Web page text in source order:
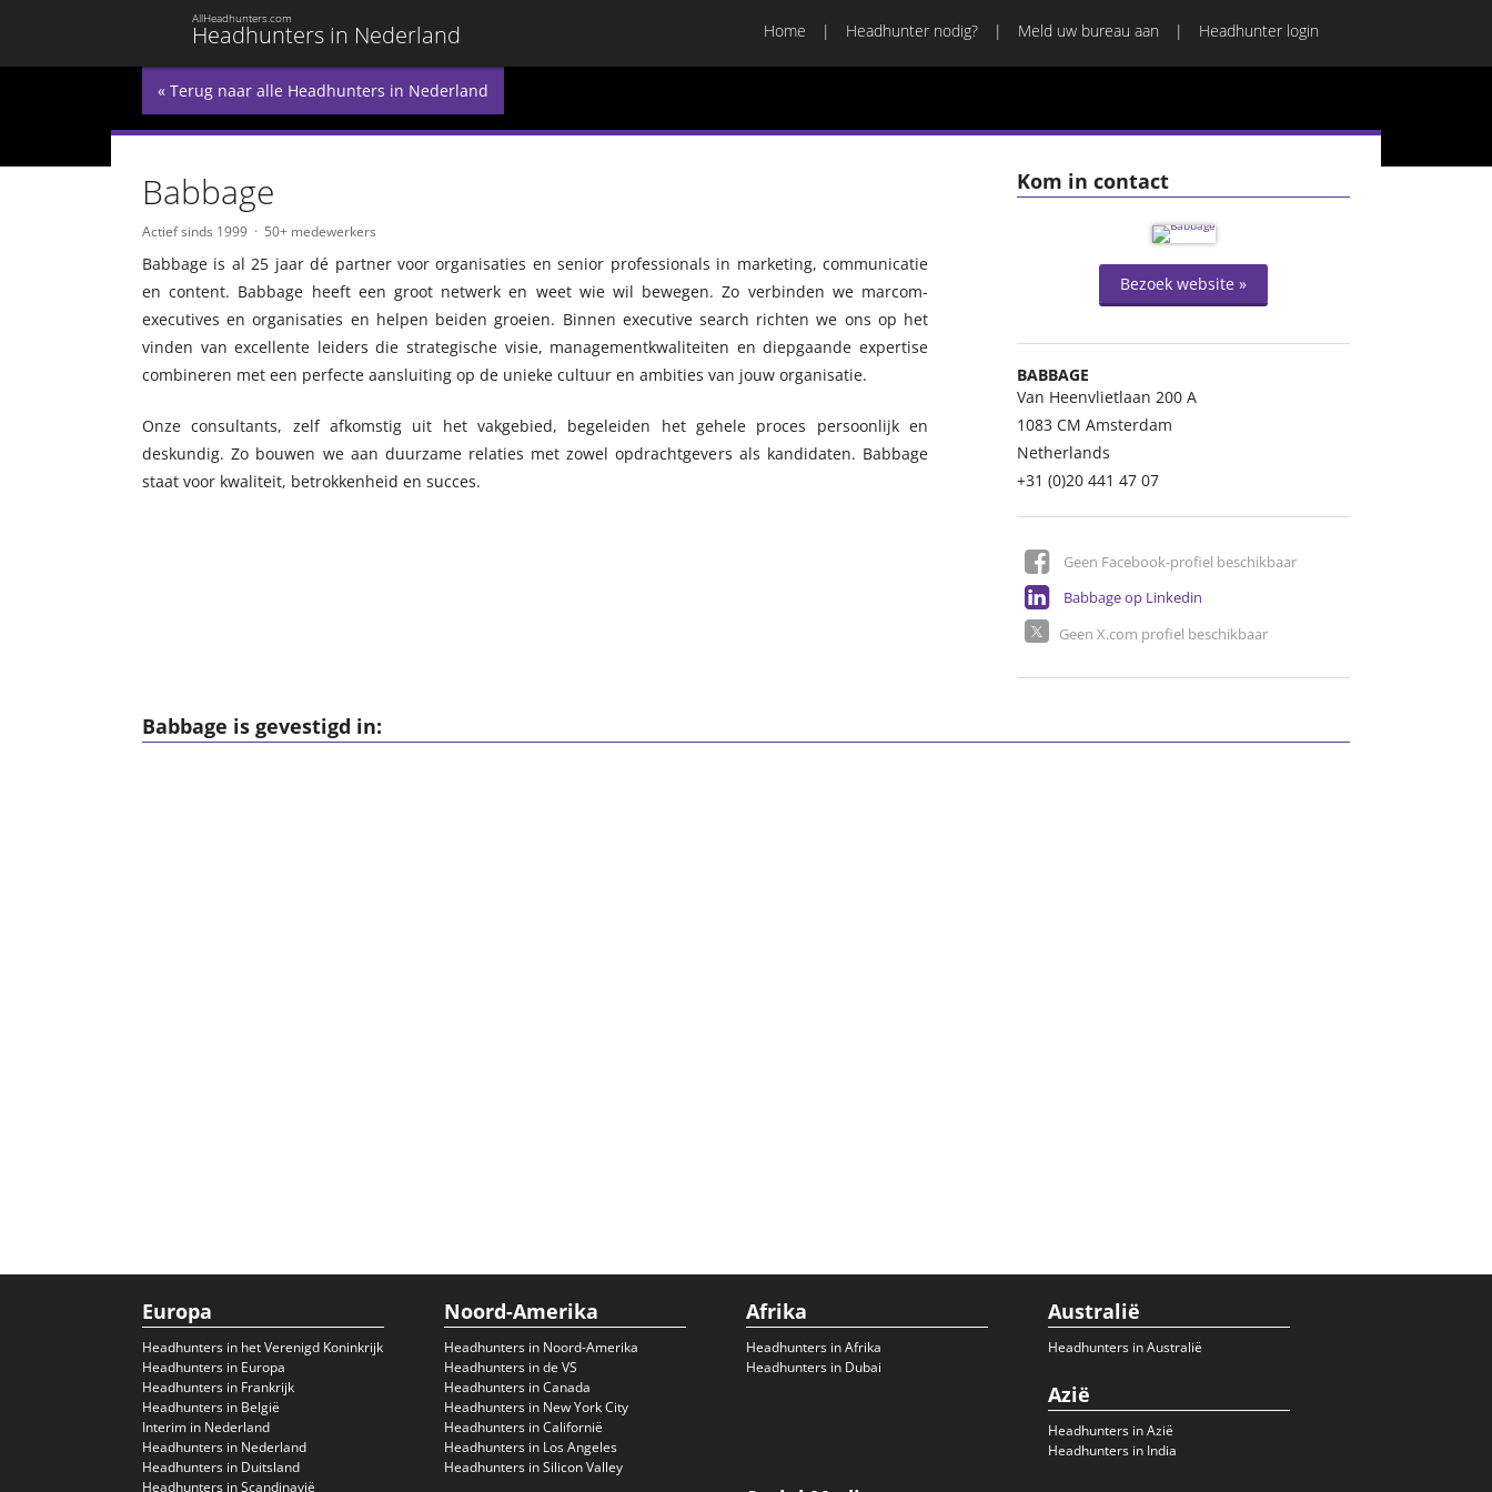
Headhunters in Nederland
AllHeadhunters.com
Home Headhunter nodig? Meld uw bureau aan Headhunter login
« Terug naar alle Headhunters in Nederland
Kom in contact
Bezoek website »
BABBAGE
Van Heenvlietlaan 200 A
1083 CM Amsterdam
Netherlands
+31 (0)20 441 47 07
Geen Facebook-profiel beschikbaar
Babbage op Linkedin
Geen X.com profiel beschikbaar
Babbage
Actief sinds 1999 50+ medewerkers
Babbage is al 25 jaar dé partner voor organisaties en senior professionals in marketing, communicatie
en content. Babbage heeft een groot netwerk en weet wie wil bewegen. Zo verbinden we marcom-
executives en organisaties en helpen beiden groeien. Binnen executive search richten we ons op het
vinden van excellente leiders die strategische visie, managementkwaliteiten en diepgaande expertise
combineren met een perfecte aansluiting op de unieke cultuur en ambities van jouw organisatie.
Onze consultants, zelf afkomstig uit het vakgebied, begeleiden het gehele proces persoonlijk en
deskundig. Zo bouwen we aan duurzame relaties met zowel opdrachtgevers als kandidaten. Babbage
staat voor kwaliteit, betrokkenheid en succes.
Babbage is gevestigd in:
Europa
Headhunters in het Verenigd Koninkrijk
Headhunters in Europa
Headhunters in Frankrijk
Headhunters in België
Interim in Nederland
Headhunters in Nederland
Headhunters in Duitsland
Headhunters in Scandinavië
Noord-Amerika
Headhunters in Noord-Amerika
Headhunters in de VS
Headhunters in Canada
Headhunters in New York City
Headhunters in Californië
Headhunters in Los Angeles
Headhunters in Silicon Valley
Afrika
Headhunters in Afrika
Headhunters in Dubai
Australië
Headhunters in Australië
Azië
Headhunters in Azië
Headhunters in India